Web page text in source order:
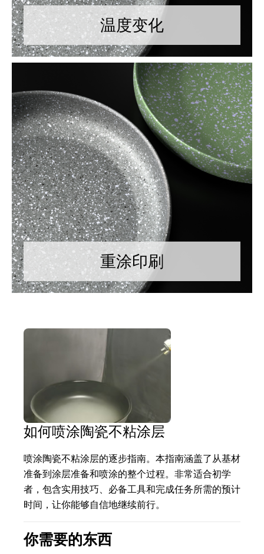
温度变化
重涂印刷
如何喷涂陶瓷不粘涂层
喷涂陶瓷不粘涂层的逐步指南。本指南涵盖了从基材
准备到涂层准备和喷涂的整个过程。非常适合初学
者，包含实用技巧、必备工具和完成任务所需的预计
时间，让你能够自信地继续前行。
你需要的东西